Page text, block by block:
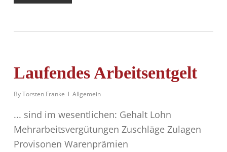
Laufendes Arbeitsentgelt
ByTorsten Franke Allgemein
... sind im wesentlichen: Gehalt Lohn
Mehrarbeitsvergütungen Zuschläge Zulagen
Provisonen Warenprämien